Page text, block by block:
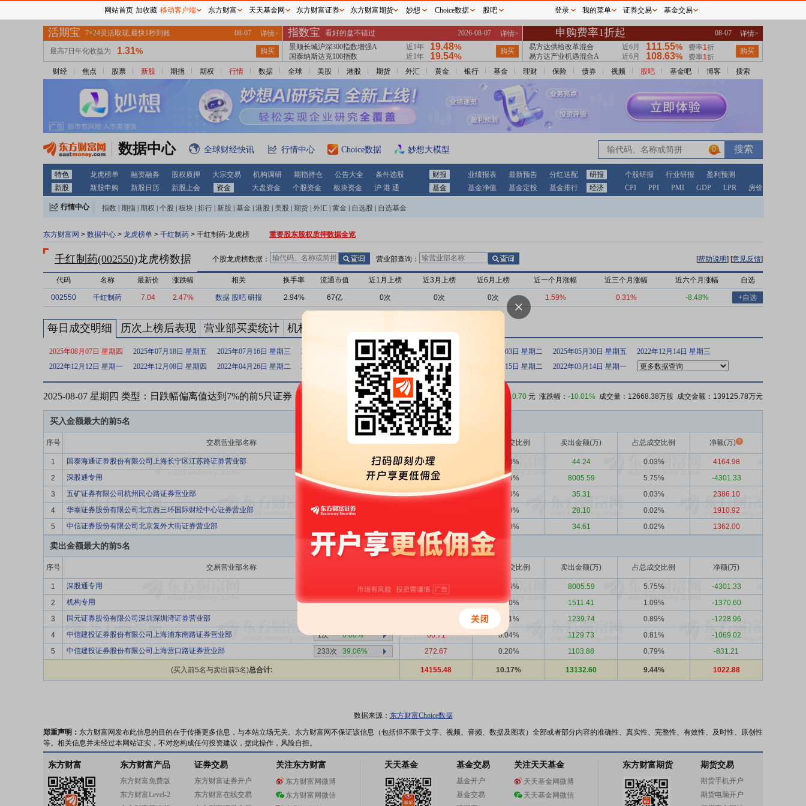
财经 焦点 股票 新股 期指 期权 行情 数据 全球 美股 港股 期货 外汇 黄金 银行 基金 理财 保险 债券 视频 股吧 基金吧 博客 搜索
数据中心 全球财经快讯 行情中心 Choice数据 妙想大模型 0
特色 龙虎榜单 融资融券 股权质押 大宗交易 机构调研 期指持仓 公告大全 条件选股 财报 业绩报表 最新预告 分红送配 研报 个股研报 行业研报
盈利预测
新股
新股申购 新股日历 新股上会 资金 大盘资金 个股资金 板块资金 沪 港 通 基金 基金净值 基金定投 基金排行 经济 CPI PPI PMI GDP LPR 房价
行情中心 指数 期指 期权 个股 板块 排行 新股 基金 港股 美股 期货 外汇 黄金 自选股 自选基金
东方财富网 > 数据中心 > 龙虎榜单 > 千红制药 > 千红制药-龙虎榜 重要股东股权质押数据全览
千红制药(002550)龙虎榜数据 个股龙虎榜数据： 营业部查询： [帮助说明] [意见反馈]
代码 名称 最新价 涨跌幅 相关 换手率 流通市值 近1月上榜 近3月上榜 近6月上榜 近一个月涨幅 近三个月涨幅 近六个月涨幅 自选
002550 千红制药 7.04 2.47% 数据 股吧 研报 2.94% 67亿 0次 0次 0次 1.59% 0.31% -8.48% +自选
每日成交明细 历次上榜后表现 营业部买卖统计 机构买卖统计
2025年08月07日 星期四 2025年07月18日 星期五 2025年07月16日 星期三 2025年06月16日 星期一 2025年06月13日 星期五 2025年06月03日 星期二 2025年05月30日 星期五
2022年12月14日 星期三
2022年12月12日 星期一
2022年12月08日 星期四 2022年04月26日 星期二 2022年04月25日 星期一 2022年03月16日 星期三 2022年03月15日 星期二 2022年03月14日 星期一
2025-08-07 星期四 类型：日跌幅偏离值达到7%的前5只证券 10.70 元 涨跌幅： -10.01% 成交量：12668.38万股 成交金额：139125.78万元
买入金额最大的前5名
序号 交易营业部名称 买入金额(万) 占总成交比例 卖出金额(万) 占总成交比例 净额(万)
1 国泰海通证券股份有限公司上海长宁区江苏路证券营业部 4209.22 3.03% 44.24 0.03%
4164.98
2
深股通专用 1359次 40.25% 3704.26 2.66% 8005.59 5.75%
-4301.33
3
五矿证券有限公司杭州民心路证券营业部 100.00% 2421.41 1.74% 35.31 0.03%
2386.10
4
华泰证券股份有限公司北京西三环国际财经中心证券营业部 5次 60.00% 1.39% 28.10 0.02%
1910.92
5
中信证券股份有限公司北京复外大街证券营业部 1.00% 34.61 0.02% 1362.00
卖出金额最大的前5名
序号 交易营业部名称 占总成交比例 卖出金额(万) 占总成交比例 净额(万)
1 深股通专用 40.25% 3704.26 2.66% 8005.59 5.75%
-4301.33
2
机构专用 2707次39.71% 140.81 0.10% 1511.41 1.09%
-1370.60
3
国元证券股份有限公司深圳深圳湾证券营业部 0.01% 1239.74 0.89%
-1228.96
4
中信建投证券股份有限公司上海浦东南路证券营业部 1次 0.00% 60.71 0.04% 1129.73 0.81%
-1069.02
5
中信建投证券股份有限公司上海营口路证券营业部 233次 39.06% 272.67 0.20% 1103.88 0.79% -831.21
(买入前5名与卖出前5名)总合计: 14155.48 10.17% 13132.60 9.44% 1022.88
数据来源： 东方财富Choice数据
郑重声明： 东方财富网发布此信息的目的在于传播更多信息，与本站立场无关。东方财富网不保证该信息（包括但不限于文字、视频、音频、数据及图表）全部或者部分内容的准确性、真实性、完整性、有效性、及时性、原创性
等。相关信息并未经过本网站证实，不对您构成任何投资建议，据此操作，风险自担。
网站首页 加收藏 移动客户端 东方财富 天天基金网 东方财富证券 东方财富期货 妙想 Choice数据 股吧 登录 我的菜单 证券交易 基金交易